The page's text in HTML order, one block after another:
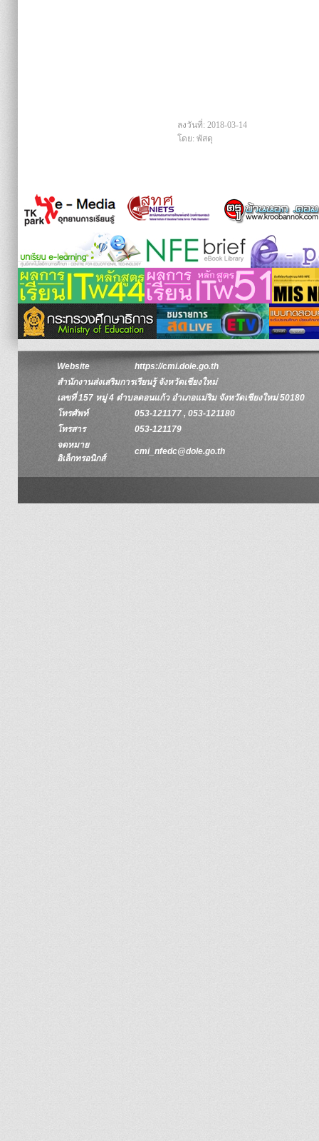
ลงวันที่: 2018-03-14
โดย: พัสดุ
Website
https://cmi.dole.go.th
สำนักงานส่งเสริมการเรียนรู้ จังหวัดเชียงใหม่
เลขที่ 157 หมู่ 4 ตำบลดอนแก้ว อำเภอแม่ริม จังหวัดเชียงใหม่ 50180
โทรศัพท์
053-121177 , 053-121180
โทรสาร
053-121179
จดหมาย
อิเล็กทรอนิกส์
cmi_nfedc@dole.go.th